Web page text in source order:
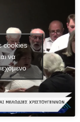
cookies
να